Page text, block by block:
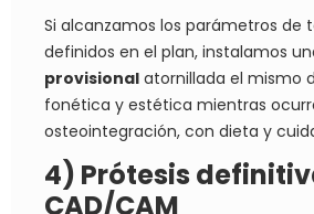
Si alcanzamos los parámetros de
definidos en el plan, instalamos
provisional atornillada el mismo
fonética y estética mientras
osteointegración, con dieta y
4) Prótesis
CAD/CAM